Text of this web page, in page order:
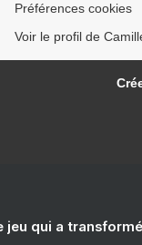
Préférences cookies
Voir le profil de
jeu qui a